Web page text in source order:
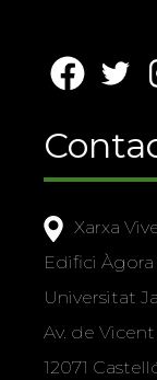
Xarxa
Edifici Àgora
Universitat
Av. de Vicent
12071